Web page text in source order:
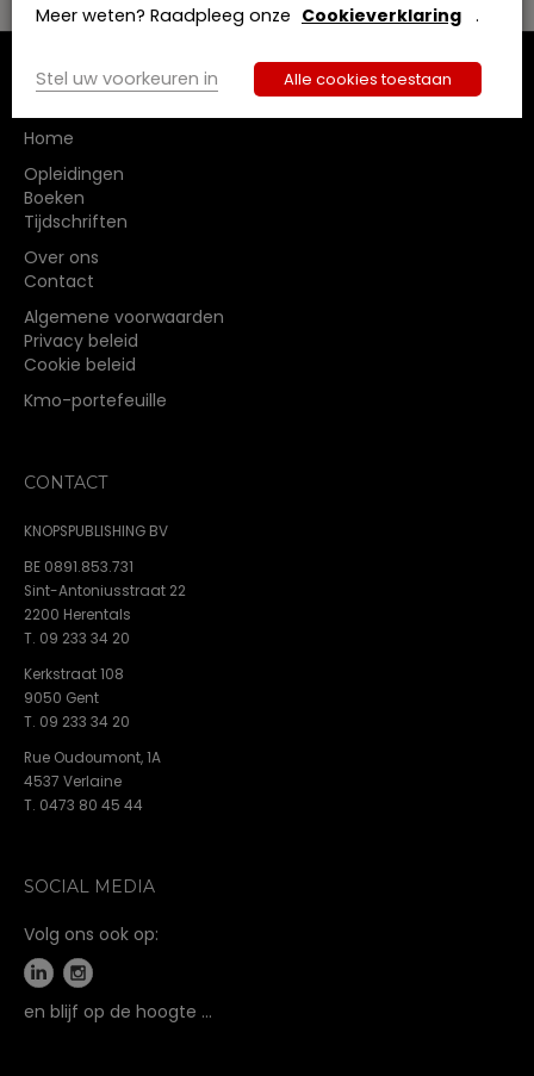
MENU
Home
Opleidingen
Boeken
Tijdschriften
Over ons
Contact
Algemene voorwaarden
Privacy beleid
Cookie beleid
Kmo-portefeuille
CONTACT
KNOPSPUBLISHING BV
BE 0891.853.731
Sint-Antoniusstraat 22
2200 Herentals
T. 09 233 34 20
Kerkstraat 108
9050 Gent
T. 09 233 34 20
Rue Oudoumont, 1A
4537 Verlaine
T. 0473 80 45 44
SOCIAL MEDIA
Volg ons ook op:
en blijf op de hoogte …
Meer weten? Raadpleeg onze Cookieverklaring .
Stel uw voorkeuren in Alle cookies toestaan